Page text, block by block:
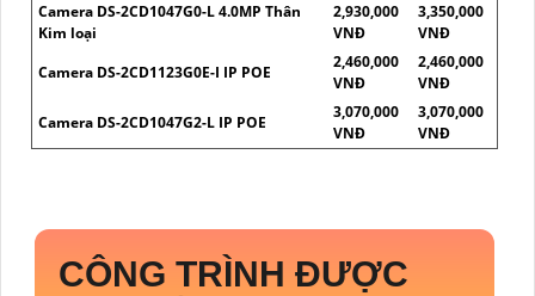
Camera DS-2CD1047G0-L 4.0MP Thân
Kim loại
2,930,000
VNĐ
3,350,000
VNĐ
Camera DS-2CD1123G0E-I IP POE
2,460,000
VNĐ
2,460,000
VNĐ
Camera DS-2CD1047G2-L IP POE
3,070,000
VNĐ
3,070,000
VNĐ
CÔNG TRÌNH ĐƯỢC